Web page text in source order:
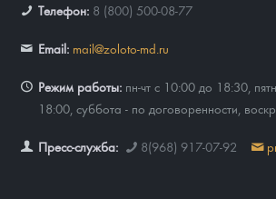
Телефон: 8 (800) 500-08-77
Email: mail@zoloto-md.ru
Режим работы: пн-чт с 10:00 до 18:30,
18:00, суббота - по договоренности,
Пресс-служба: 8(968) 917-07-92